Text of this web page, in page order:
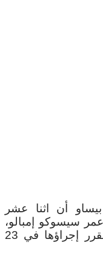
أن اثنا عشر
سيسوكو إمبالو،
سيخوضون الانتخابات الرئاسية المقرر إجراؤها في 23